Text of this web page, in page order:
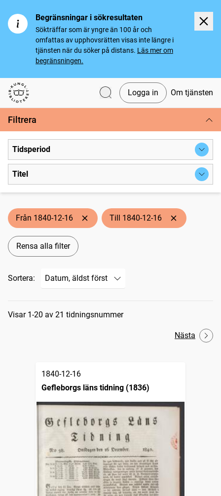
Begränsningar i sökresultaten
Sökträffar som är yngre än 100 år och
omfattas av upphovsrätten visas inte längre i
tjänsten när du söker på distans. Läs mer om
begränsningen.
Svenska tidningar
Logga in Om tjänsten
Filtrera
Tidsperiod
Titel
Från 1840-12-16 Till 1840-12-16
Rensa alla filter
Sortera:
Sökresultat
Visar 1-20 av 21 tidningsnummer
Nästa
1840-12-16
Gefleborgs läns tidning (1836)